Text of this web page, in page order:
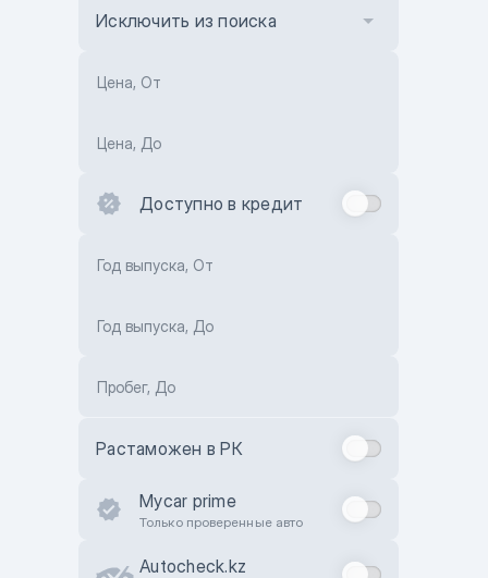
Исключить из поиска
Цена, От
Цена, До
Доступно в кредит
Год выпуска, От
Год выпуска, До
Пробег, До
Растаможен в РК
Mycar prime
Только проверенные авто
Autocheck.kz